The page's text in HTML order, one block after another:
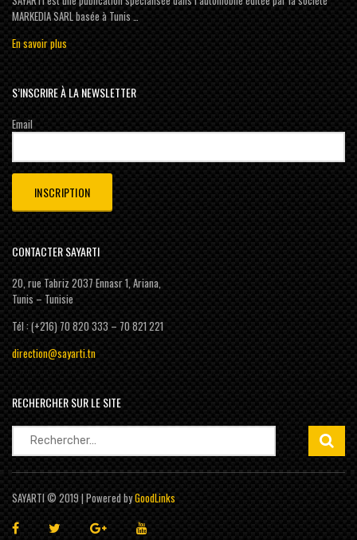
MARKEDIA SARL basée à Tunis …
En savoir plus
S’INSCRIRE À LA NEWSLETTER
Email
CONTACTER SAYARTI
20, rue Tabriz 2037 Ennasr 1, Ariana,
Tunis – Tunisie
Tél : (+216) 70 820 333 – 70 821 221
direction@sayarti.tn
RECHERCHER SUR LE SITE
Rechercher :
SAYARTI © 2019 | Powered byGoodLinks